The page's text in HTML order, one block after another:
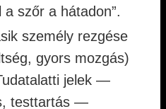
a szőr a hátadon”.
személy rezgése
gyors mozgás)
jelek —
testtartás —